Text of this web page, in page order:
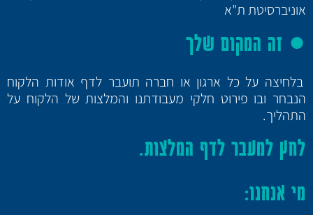
אוניברסיטת ת"א
● זה המקום שלך
בלחיצה על כל ארגון או חברה תועבר לדף אודות הלקוח
הנבחר ובו פירוט חלקי מעבודתנו והמלצות של הלקוח על
התהליך.
לחץ למעבר לדף המלצות.
מי אנחנו: